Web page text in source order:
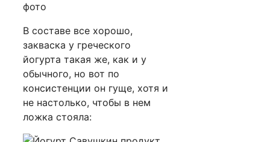
В составе все хорошо,
закваска у греческого
йогурта такая же, как и у
обычного, но вот по
консистенции он гуще, хотя и
не настолько, чтобы в нем
ложка стояла: